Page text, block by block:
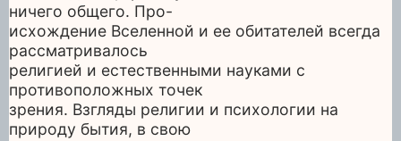
ничего общего. Про-
исхождение Вселенной и ее обитателей всегда
рассматривалось
религией и естественными науками с
противоположных точек
зрения. Взгляды религии и психологии на
природу бытия, в свою